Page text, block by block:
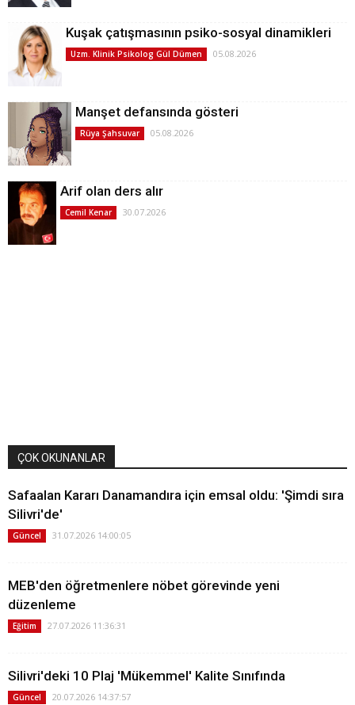
Kuşak çatışmasının psiko-sosyal dinamikleri
Uzm. Klinik Psikolog Gül Dümen 05.08.2026
Manşet defansında gösteri
Rüya Şahsuvar 05.08.2026
Arif olan ders alır
Cemil Kenar 30.07.2026
ÇOK OKUNANLAR
Safaalan Kararı Danamandıra için emsal oldu: 'Şimdi sıra
Silivri'de'
Güncel 31.07.2026 14:00:05
MEB'den öğretmenlere nöbet görevinde yeni
düzenleme
Eğitim 27.07.2026 11:36:31
Silivri'deki 10 Plaj 'Mükemmel' Kalite Sınıfında
Güncel 20.07.2026 14:37:57